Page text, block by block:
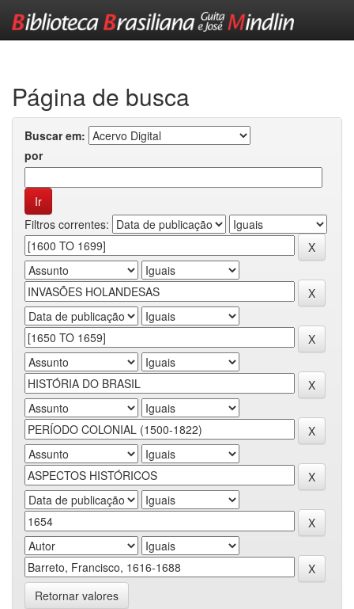
Página de busca
Buscar em:
por
Filtros correntes:
Retornar valores